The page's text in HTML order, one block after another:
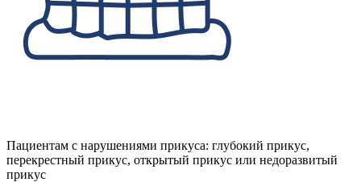
Пациентам с нарушениями прикуса: глубокий прикус,
перекрестный прикус, открытый прикус или недоразвитый
прикус